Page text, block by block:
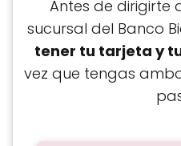
Antes de dirigirte
sucursal del Banco
tener tu tarjeta y
vez que tengas